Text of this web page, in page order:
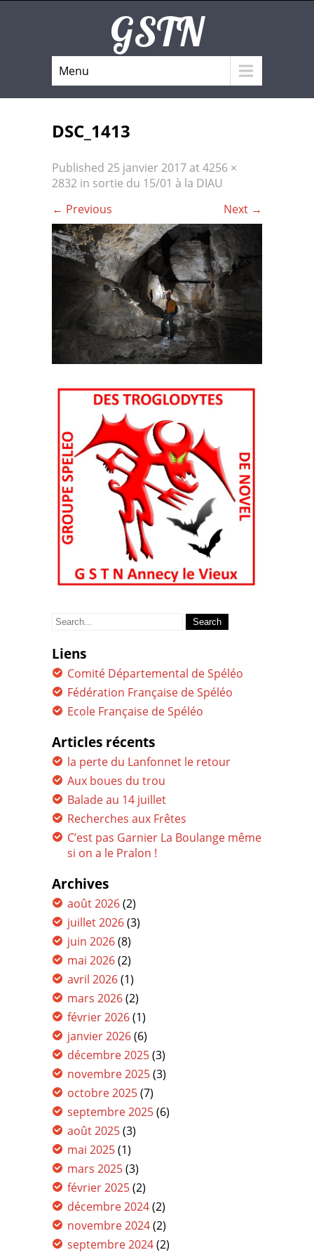
GSTN
Menu
DSC_1413
Published 25 janvier 2017at4256 ×
2832 in sortie du 15/01 à la DIAU
← Previous Next →
Search
Liens
Comité Départemental de Spéléo
Fédération Française de Spéléo
Ecole Française de Spéléo
Articles récents
la perte du Lanfonnet le retour
Aux boues du trou
Balade au 14 juillet
Recherches aux Frêtes
C’est pas Garnier La Boulange même
si on a le Pralon !
Archives
août 2026(2)
juillet 2026(3)
juin 2026(8)
mai 2026(2)
avril 2026(1)
mars 2026(2)
février 2026(1)
janvier 2026(6)
décembre 2025(3)
novembre 2025(3)
octobre 2025(7)
septembre 2025(6)
août 2025(3)
mai 2025(1)
mars 2025(3)
février 2025(2)
décembre 2024(2)
novembre 2024(2)
septembre 2024(2)